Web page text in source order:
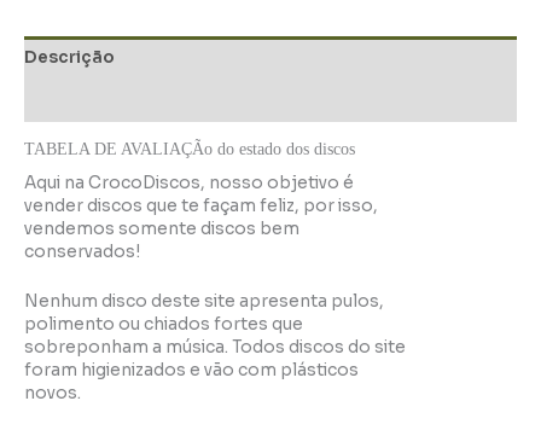
Descrição
TABELA DE AVALIAÇÃo do estado dos discos
Aqui na CrocoDiscos, nosso objetivo é
vender discos que te façam feliz, por isso,
vendemos somente discos bem
conservados!
Nenhum disco deste site apresenta pulos,
polimento ou chiados fortes que
sobreponham a música. Todos discos do site
foram higienizados e vão com plásticos
novos.